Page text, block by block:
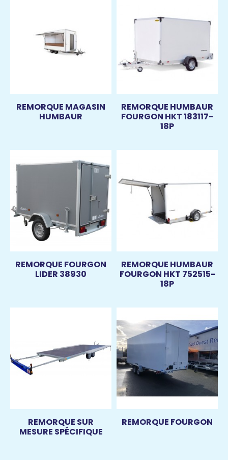
REMORQUE MAGASIN
HUMBAUR
REMORQUE HUMBAUR
FOURGON HKT 183117-
18P
REMORQUE FOURGON
LIDER 38930
REMORQUE HUMBAUR
FOURGON HKT 752515-
18P
REMORQUE SUR
MESURE SPÉCIFIQUE
REMORQUE FOURGON